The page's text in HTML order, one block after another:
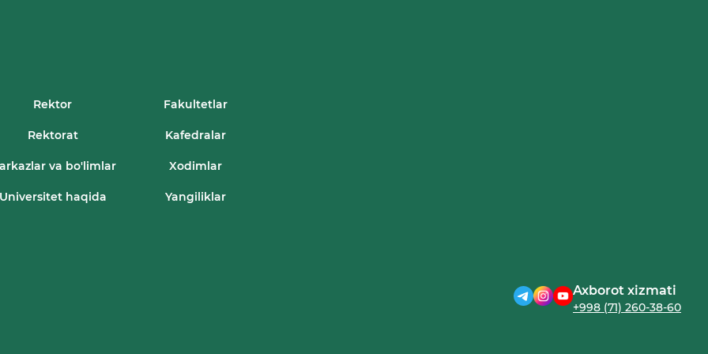
Rektor Fakultetlar
Rektorat Kafedralar
va bo'limlar Xodimlar
haqida Yangiliklar
Axborot xizmati
+998 (71) 260-38-60